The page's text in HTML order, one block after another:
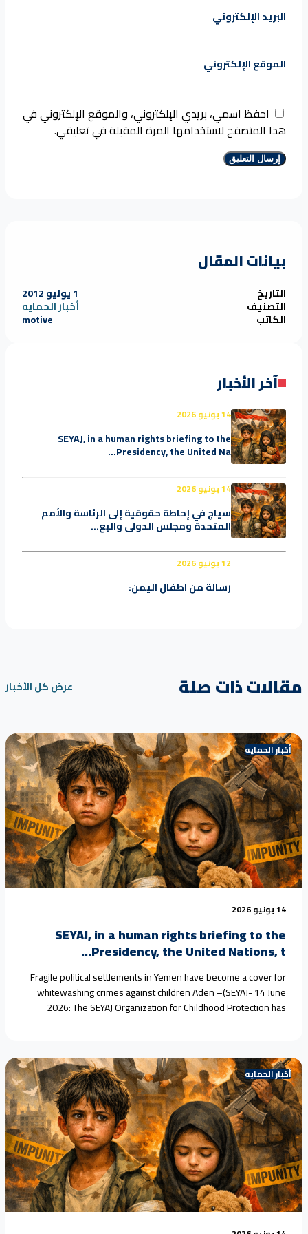
البريد الإلكتروني
الموقع الإلكتروني
احفظ اسمي، بريدي الإلكتروني، والموقع الإلكتروني في
هذا المتصفح لاستخدامها المرة المقبلة في تعليقي.
بيانات المقال
التاريخ 1 يوليو 2012
التصنيف أخبار الحمايه
الكاتب motive
آخر الأخبار
14 يونيو 2026
SEYAJ, in a human rights briefing to the
Presidency, the United Na...
14 يونيو 2026
سياج في إحاطة حقوقية إلى الرئاسة والأمم
المتحدة ومجلس الدولي والبع...
12 يونيو 2026
رسالة من اطفال اليمن:
مقالات ذات صلة عرض كل الأخبار
أخبار الحمايه
14 يونيو 2026
SEYAJ, in a human rights briefing to the
Presidency, the United Nations, t...
Fragile political settlements in Yemen have become a cover for
whitewashing crimes against children Aden –(SEYAJ- 14 June
2026: The SEYAJ Organization for Childhood Protection has
Militia leaders have<a href="https://seyaj.org/seyaj-in-a-
human-rights-briefing-to-the-presidency-the-united-nations-
the-security-council-and-diplomatic-missions/">Continue
reading <span class="sr-only">"SEYAJ, in a human rights briefing
to the Presidency, the United Nations, the Security Council, and
diplomatic missions:"</span></a>
أخبار الحمايه